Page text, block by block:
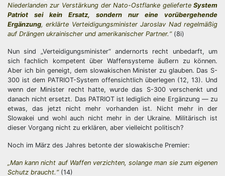
Niederlanden zur Verstärkung der Nato-Ostflanke gelieferte System
Patriot sei kein Ersatz, sondern nur eine vorübergehende
Ergänzung, erklärte Verteidigungsminister Jaroslav Nad regelmäßig
auf Drängen ukrainischer und amerikanischer Partner.“(8i)
Nun sind „Verteidigungsminister“ andernorts recht unbedarft, um
sich fachlich kompetent über Waffensysteme äußern zu können.
Aber ich bin geneigt, dem slowakischen Minister zu glauben. Das S-
300 ist dem PATRIOT-System offensichtlich überlegen (12, 13). Und
wenn der Minister recht hatte, wurde das S-300 verschenkt und
danach nicht ersetzt. Das PATRIOT ist lediglich eine Ergänzung — zu
etwas, das jetzt nicht mehr vorhanden ist. Nicht mehr in der
Slowakei und wohl auch nicht mehr in der Ukraine. Militärisch ist
dieser Vorgang nicht zu erklären, aber vielleicht politisch?
Noch im März des Jahres betonte der slowakische Premier:
„Man kann nicht auf Waffen verzichten, solange man sie zum eigenen
Schutz braucht.“(14)